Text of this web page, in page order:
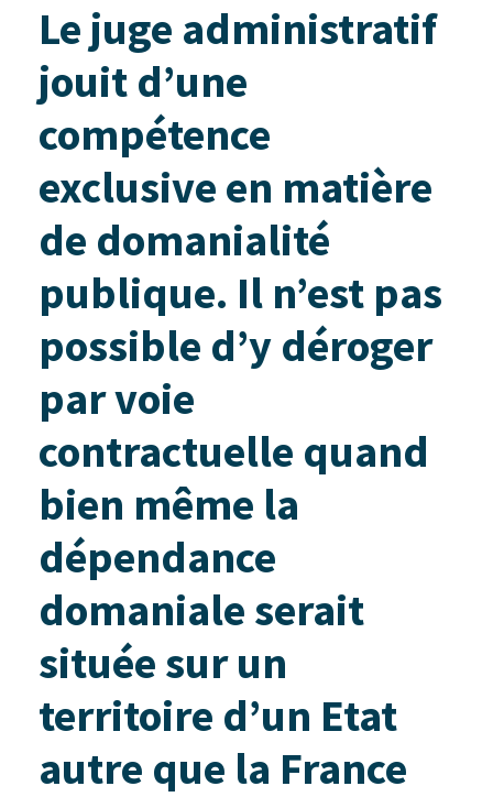
Le juge administratif
jouit d’une
compétence
exclusive en matière
de domanialité
publique. Il n’est pas
possible d’y déroger
par voie
contractuelle quand
bien même la
dépendance
domaniale serait
située sur un
territoire d’un Etat
autre que la France